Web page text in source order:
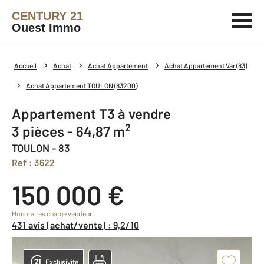
CENTURY 21
Ouest Immo
Accueil Achat Achat Appartement Achat Appartement Var (83)
Achat Appartement TOULON (83200)
Appartement T3 à vendre
3 pièces - 64,87 m2
TOULON - 83
Ref : 3622
150 000 €
Honoraires charge vendeur
431 avis (achat/vente) : 9,2/10
Exclusivité